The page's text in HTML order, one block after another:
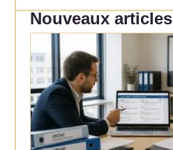
Nouveaux articles